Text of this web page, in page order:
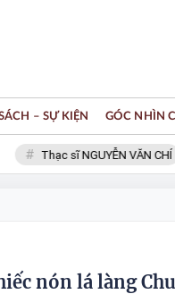
Thạc sĩ NGUYỄN VĂN CHÍ
– SỰ KIỆN GÓC NHÌN
nón lá làng